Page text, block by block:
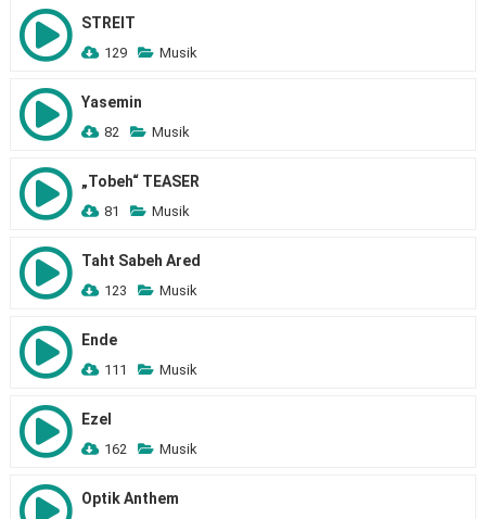
STREIT
129 Musik
Yasemin
82 Musik
„Tobeh“ TEASER
81 Musik
Taht Sabeh Ared
123 Musik
Ende
111 Musik
Ezel
162 Musik
Optik Anthem